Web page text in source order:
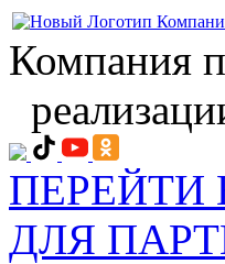
Компания
ПЕРЕЙТИ
ДЛЯ